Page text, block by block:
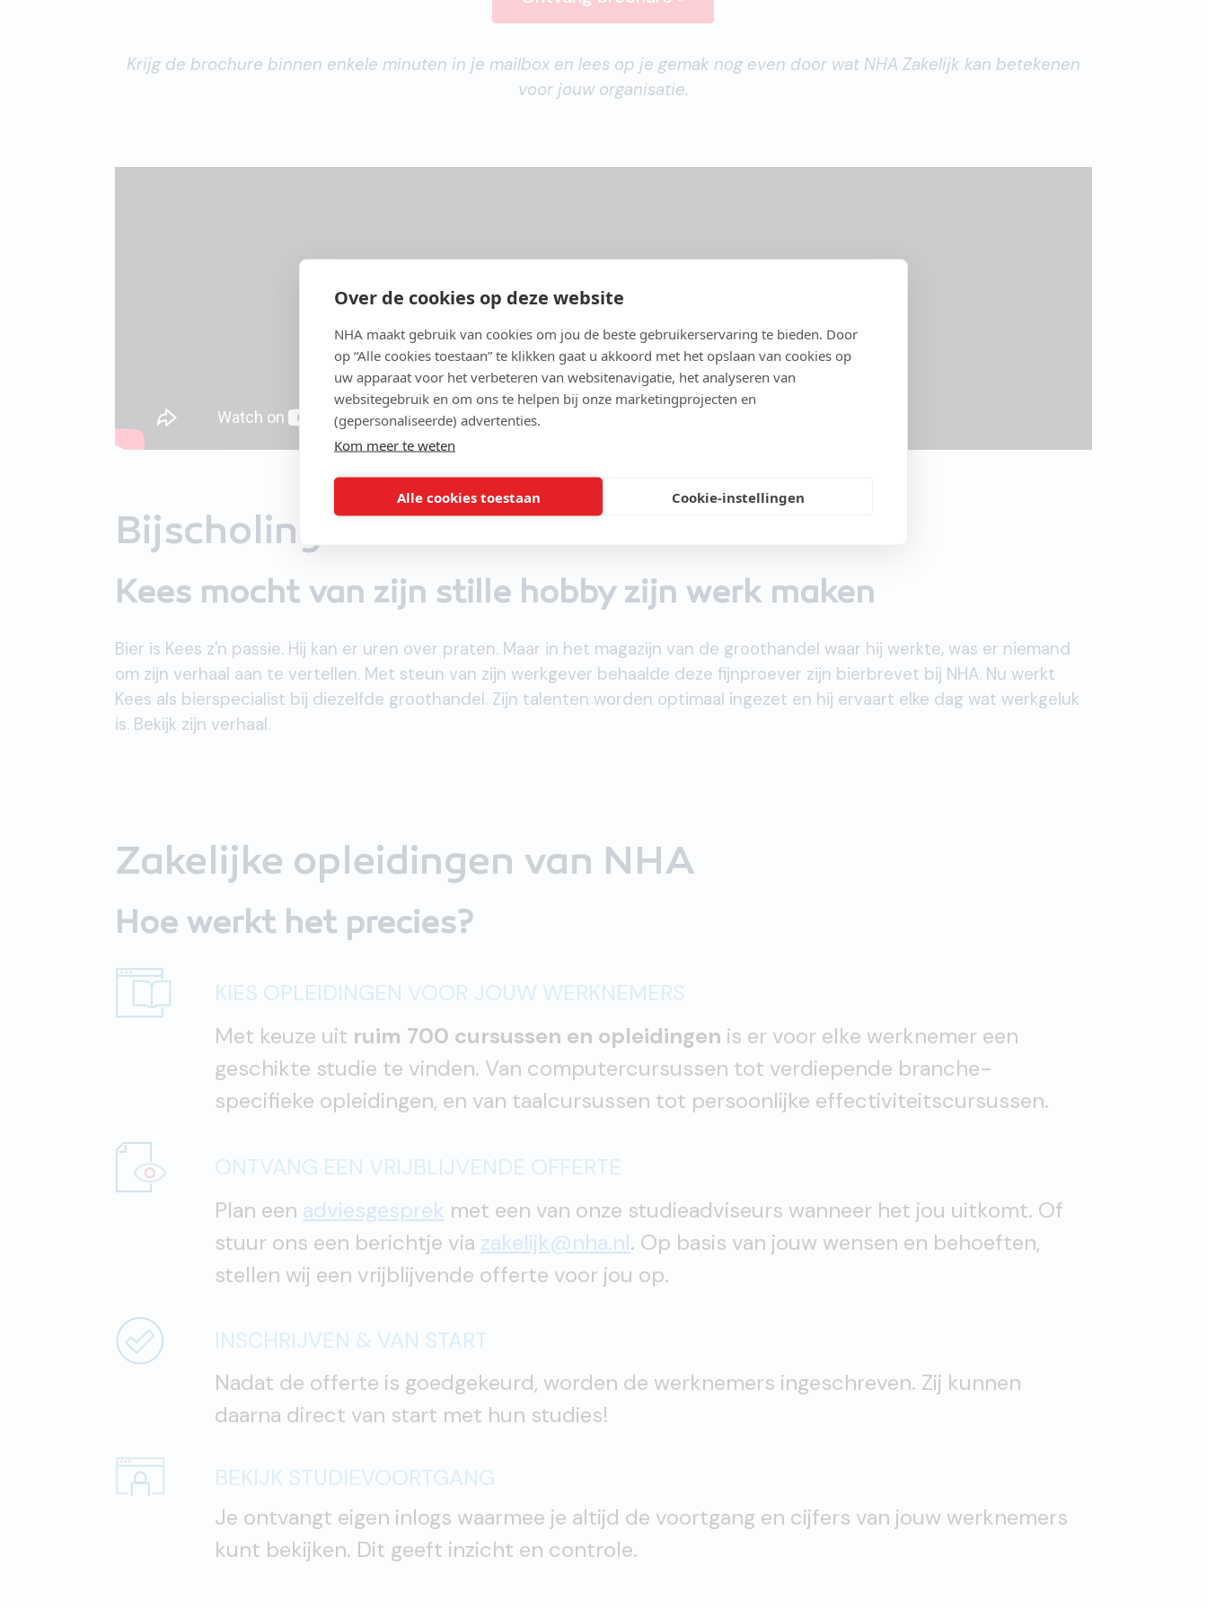
Over de cookies op deze website
NHA maakt gebruik van cookies om jou de beste gebruikerservaring te bieden. Door
op “Alle cookies toestaan” te klikken gaat u akkoord met het opslaan van cookies op
uw apparaat voor het verbeteren van websitenavigatie, het analyseren van
websitegebruik en om ons te helpen bij onze marketingprojecten en
(gepersonaliseerde) advertenties.
Kom meer te weten
Alle cookies toestaan Cookie-instellingen
Krijg de brochure binnen enkele minuten in je mailbox en lees op je gemak nog even door wat NHA Zakelijk kan betekenen
voor jouw organisatie.
Bijscholing
Kees mocht van zijn stille hobby zijn werk maken
Bier is Kees z'n passie. Hij kan er uren over praten. Maar in het magazijn van de groothandel waar hij werkte, was er niemand
om zijn verhaal aan te vertellen. Met steun van zijn werkgever behaalde deze fijnproever zijn bierbrevet bij NHA. Nu werkt
Kees als bierspecialist bij diezelfde groothandel. Zijn talenten worden optimaal ingezet en hij ervaart elke dag wat werkgeluk
is. Bekijk zijn verhaal.
Zakelijke opleidingen van NHA
Hoe werkt het precies?
KIES OPLEIDINGEN VOOR JOUW WERKNEMERS
Met keuze uit ruim 700 cursussen en opleidingen is er voor elke werknemer een
geschikte studie te vinden. Van computercursussen tot verdiepende branche-
specifieke opleidingen, en van taalcursussen tot persoonlijke effectiviteitscursussen.
ONTVANG EEN VRIJBLIJVENDE OFFERTE
Plan een adviesgesprek met een van onze studieadviseurs wanneer het jou uitkomt. Of
stuur ons een berichtje via zakelijk@nha.nl. Op basis van jouw wensen en behoeften,
stellen wij een vrijblijvende offerte voor jou op.
INSCHRIJVEN & VAN START
Nadat de offerte is goedgekeurd, worden de werknemers ingeschreven. Zij kunnen
daarna direct van start met hun studies!
BEKIJK STUDIEVOORTGANG
Je ontvangt eigen inlogs waarmee je altijd de voortgang en cijfers van jouw werknemers
kunt bekijken. Dit geeft inzicht en controle.